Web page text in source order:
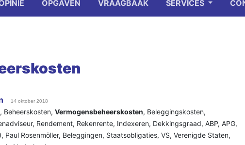
OPGAVEN VRAAGBAAK SERVICES
14 oktober 2018
, Beheerskosten, Vermogensbeheerskosten, Beleggingskosten,
, Rendement, Rekenrente, Indexeren, Dekkingsgraad, ABP, APG,
, Paul Rosenmöller, Beleggingen, Staatsobligaties, VS, Verenigde Staten,